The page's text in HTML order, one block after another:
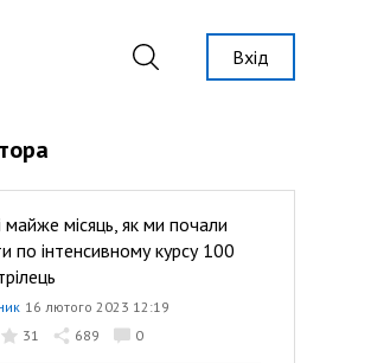
Вхід
майже місяць, як ми почали
по інтенсивному курсу 100
16 лютого 2023 12:19
31 689 0